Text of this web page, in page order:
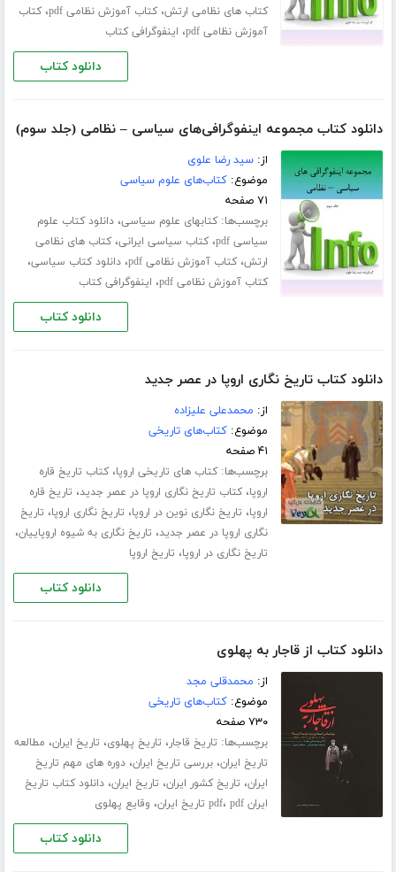
کتاب های نظامی ارتش،کتاب آموزش نظامی pdf ،کتاب
آموزش نظامی pdf
، اینفوگرافی کتاب
دانلود کتاب
دانلود کتاب مجموعه اینفوگرافی‌های سیاسی – نظامی (جلد سوم)
از:سید رضا علوی
موضوع:کتاب‌های علوم سیاسی
۷۱ صفحه
برچسب‌ها:کتابهای علوم سیاسی،دانلود کتاب علوم
سیاسی pdf
،کتاب سیاسی ایرانی،کتاب های نظامی
ارتش،کتاب آموزش نظامی pdf ،دانلود کتاب سیاسی،
کتاب آموزش نظامی pdf ، اینفوگرافی کتاب
دانلود کتاب
دانلود کتاب تاریخ نگاری اروپا در عصر جدید
از: محمدعلی علیزاده
موضوع:کتاب‌های تاریخی
۴۱ صفحه
برچسب‌ها:کتاب های تاریخی اروپا،کتاب تاریخ قاره
اروپا،کتاب تاریخ نگاری اروپا در عصر جدید، تاریخ قاره
اروپا، تاریخ نگاری نوین در اروپا، تاریخ نگاری اروپا، تاریخ
نگاری اروپا در عصر جدید، تاریخ نگاری به شیوه اروپاییان،
تاریخ نگاری در اروپا، تاریخ اروپا
دانلود کتاب
دانلود کتاب از قاجار به پهلوی
از: محمدقلی مجد
موضوع:کتاب‌های تاریخی
۷۳۰ صفحه
برچسب‌ها: تاریخ قاجار، تاریخ پهلوی، تاریخ ایران، مطالعه
تاریخ ایران،بررسی تاریخ ایران،دوره های مهم تاریخ
ایران، تاریخ کشور ایران، تاریخ ایران،دانلود کتاب تاریخ
ایران pdf
، pdf تاریخ ایران ، وقایع پهلوی
دانلود کتاب